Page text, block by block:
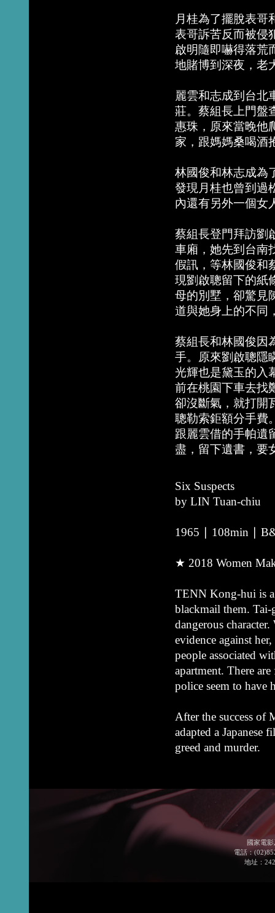
月桂為了擺脫表哥
表哥訴苦反而被侵
啟明隨即嚇得落荒
地賭博到深夜，老
麗雲和志成到台北
莊。蔡組長上門盤
惠珠，原來當晚他
家，跟媽媽桑喝酒
林國俊和林志成為
發現月桂也曾到過
內還有另外一個女
蔡組長登門拜訪劉
車廂，她先到台南
假訊，等林國俊和
現劉啟聰留下的紙
母的別墅，卻驚見
道與她身上的不同
蔡組長和林國俊因
手。原來劉啟聰隱
光輝也是黛玉的入
前在桃園下車去找
卻沒斷氣，就打開
聰勒索鉅額分手費
跟麗雲借的手帕遺
盡，留下遺書，要
Six Suspects
by LIN Tuan-chiu
1965 ∣ 108min ∣
★ 2018 Women
TENN Kong-hui is a
blackmail them. Tai-
dangerous
evidence against
people associated
apartment. There
police seem to have
After the success
adapted a
greed and murder.
國家電
電話：
地址：